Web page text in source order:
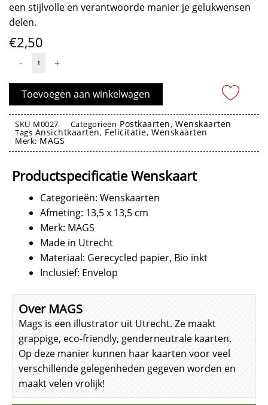
een stijlvolle en verantwoorde manier je gelukwensen
delen.
€2,50
-
Wenskaarten
Balon
Muis
aantal
+
Toevoegen aan winkelwagen
SKU M0027 Categorieën Postkaarten,Wenskaarten
Tags Ansichtkaarten, Felicitatie,Wenskaarten
Merk: MAGS
Productspecificatie Wenskaart
Categorieën: Wenskaarten
Afmeting: 13,5 x 13,5 cm
Merk: MAGS
Made in Utrecht
Materiaal: Gerecycled papier, Bio inkt
Inclusief: Envelop
Over MAGS
Mags is een illustrator uit Utrecht. Ze maakt
grappige, eco-friendly, genderneutrale kaarten.
Op deze manier kunnen haar kaarten voor veel
verschillende gelegenheden gegeven worden en
maakt velen vrolijk!